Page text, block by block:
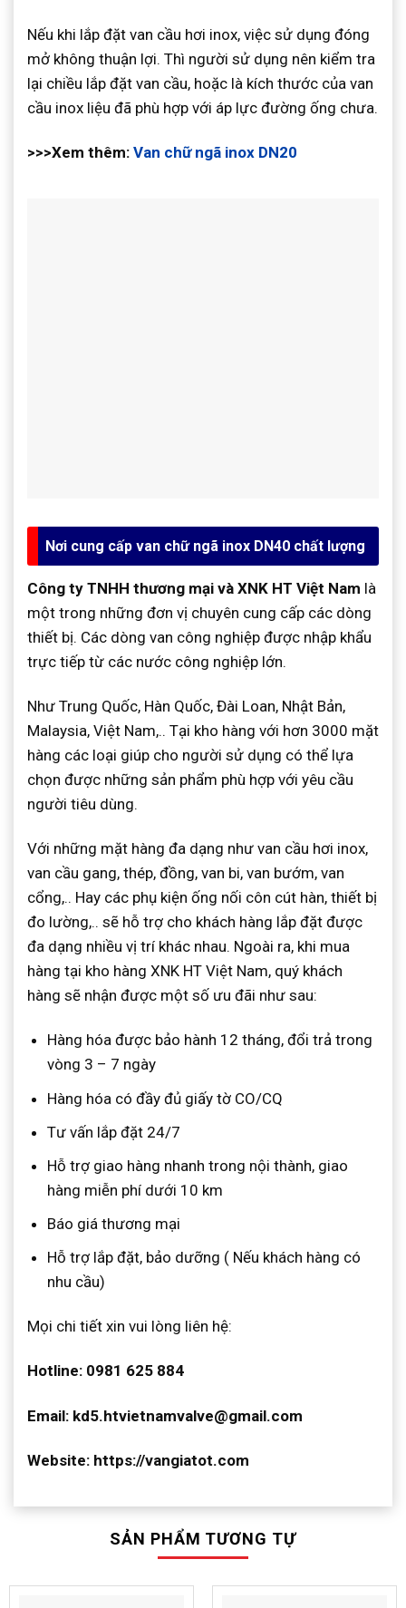
Nếu khi lắp đặt van cầu hơi inox, việc sử dụng đóng
mở không thuận lợi. Thì người sử dụng nên kiểm tra
lại chiều lắp đặt van cầu, hoặc là kích thước của van
cầu inox liệu đã phù hợp với áp lực đường ống chưa.
>>>Xem thêm: Van chữ ngã inox DN20
Nơi cung cấp van chữ ngã inox DN40 chất lượng
Công ty TNHH thương mại và XNK HT Việt Nam là
một trong những đơn vị chuyên cung cấp các dòng
thiết bị. Các dòng van công nghiệp được nhập khẩu
trực tiếp từ các nước công nghiệp lớn.
Như Trung Quốc, Hàn Quốc, Đài Loan, Nhật Bản,
Malaysia, Việt Nam,.. Tại kho hàng với hơn 3000 mặt
hàng các loại giúp cho người sử dụng có thể lựa
chọn được những sản phẩm phù hợp với yêu cầu
người tiêu dùng.
Với những mặt hàng đa dạng như van cầu hơi inox,
van cầu gang, thép, đồng, van bi, van bướm, van
cổng,.. Hay các phụ kiện ống nối côn cút hàn, thiết bị
đo lường,.. sẽ hỗ trợ cho khách hàng lắp đặt được
đa dạng nhiều vị trí khác nhau. Ngoài ra, khi mua
hàng tại kho hàng XNK HT Việt Nam, quý khách
hàng sẽ nhận được một số ưu đãi như sau:
Hàng hóa được bảo hành 12 tháng, đổi trả trong
vòng 3 – 7 ngày
Hàng hóa có đầy đủ giấy tờ CO/CQ
Tư vấn lắp đặt 24/7
Hỗ trợ giao hàng nhanh trong nội thành, giao
hàng miễn phí dưới 10 km
Báo giá thương mại
Hỗ trợ lắp đặt, bảo dưỡng ( Nếu khách hàng có
nhu cầu)
Mọi chi tiết xin vui lòng liên hệ:
Hotline: 0981 625 884
Email: kd5.htvietnamvalve@gmail.com
Website: https://vangiatot.com
SẢN PHẨM TƯƠNG TỰ